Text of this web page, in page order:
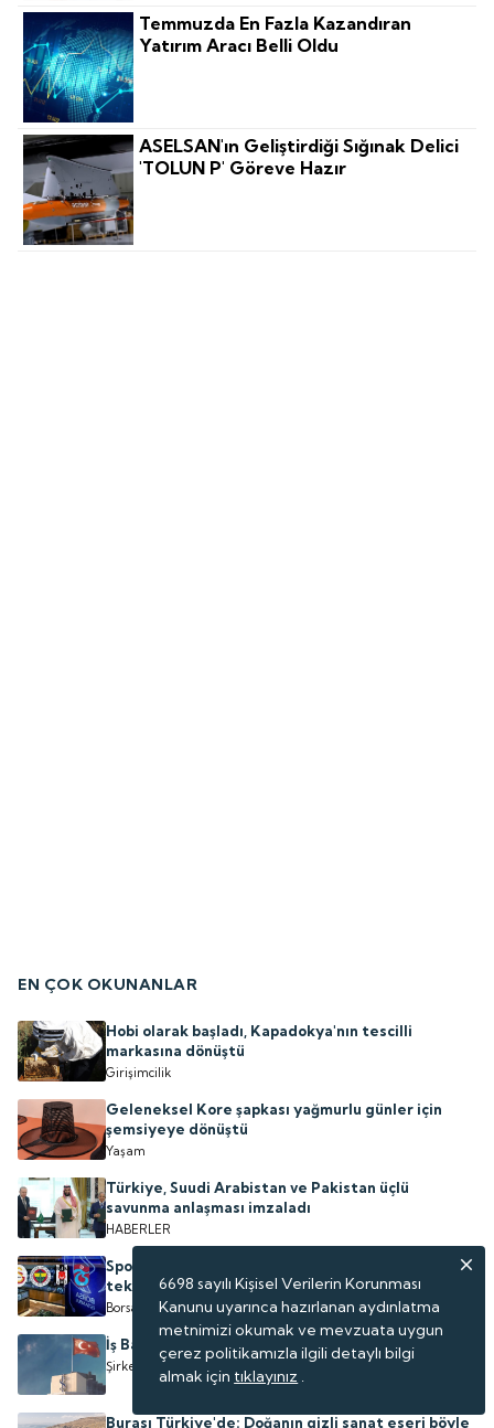
Temmuzda En Fazla Kazandıran
Yatırım Aracı Belli Oldu
ASELSAN'ın Geliştirdiği Sığınak Delici
'TOLUN P' Göreve Hazır
EN ÇOK OKUNANLAR
Hobi olarak başladı, Kapadokya'nın tescilli
markasına dönüştü
Girişimcilik
Geleneksel Kore şapkası yağmurlu günler için
şemsiyeye dönüştü
Yaşam
Türkiye, Suudi Arabistan ve Pakistan üçlü
savunma anlaşması imzaladı
HABERLER
Spor hisseleri arasında yatırımcısına kazandıran
tek kulüp oldu
Borsa
İş Bankası Grubu üst yönetiminde görev değişimi
Şirketler
Burası Türkiye'de: Doğanın gizli sanat eseri böyle
6698 sayılı Kişisel Verilerin Korunması
Kanunu uyarınca hazırlanan aydınlatma
metnimizi okumak ve mevzuata uygun
çerez politikamızla ilgili detaylı bilgi
almak için tıklayınız .